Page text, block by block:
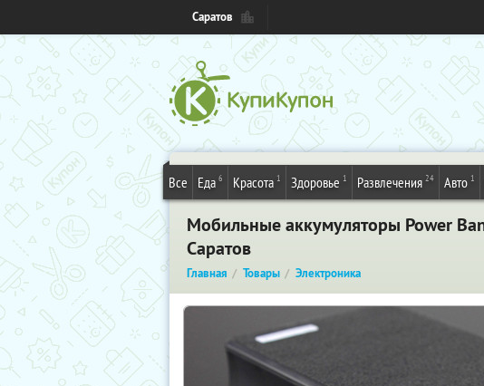
Саратов
Все Еда 6 Красота 1 Здоровье 1 Развлечения 24 Авто 1
Мобильные аккумуляторы Power
Саратов
Главная Товары Электроника